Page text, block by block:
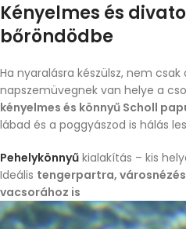
Kényelmes és
bőröndödbe
Ha nyaralásra készülsz, nem
napszemüvegnek van helye a
kényelmes és könnyű Scholl
lábad és a poggyászod is hálás
Pehelykönnyű kialakítás – kis
Ideális tengerpartra,
vacsorához is